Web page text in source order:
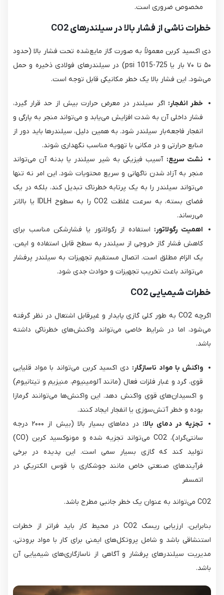
مخصوص ضروری است.
خطرات ناشی از فشار بالا در سیلندرهای CO2
دی اکسید کربن معمولاً به صورت گاز مایع‌شده تحت فشار بالا (حدود
۵۰ تا ۷۰ بار یا 725-1015 psi) در سیلندرهای فولادی ذخیره و حمل
می‌شود. این فشار بالا یک خطر مکانیکی قابل توجه است.
خطر انفجار: اگر سیلندر در معرض حرارت بیش از حد قرار گیرد،
فشار داخلی آن به شدت افزایش می‌یابد و می‌تواند منجر به پارگی و
انفجار فاجعه‌بار سیلندر شود. به همین دلیل، سیلندرها باید دور از
منابع حرارتی و در مکانی با تهویه مناسب نگهداری شوند.
نشت سریع: آسیب فیزیکی به شیر سیلندر یا بدنه آن می‌تواند
منجر به آزاد شدن ناگهانی و سریع محتویات شود. این امر نه تنها
می‌تواند سیلندر را به یک پرتابه خطرناک تبدیل کند، بلکه در یک
فضای بسته، به سرعت غلظت CO2​ را به سطوح IDLH یا بالاتر
می‌رساند.
اهمیت رگولاتور: استفاده از رگولاتور یا فشارشکن مناسب برای
کاهش فشار گاز خروجی از سیلندر به سطح قابل استفاده و ایمن،
یک الزام مطلق است. اتصال مستقیم تجهیزات به سیلندر پرفشار
می‌تواند باعث تخریب تجهیزات و حوادث جدی شود.
خطرات شیمیایی CO2
اگرچه CO2​ به طور کلی گازی پایدار و غیرقابل اشتعال در نظر گرفته
می‌شود، اما در شرایط خاصی می‌تواند واکنش‌های خطرناکی داشته
باشد.
واکنش با مواد ناسازگار: دی اکسید کربن می‌تواند با مواد قلیایی
قوی، گرد و غبار فلزات فعال (مانند آلومینیوم، منیزیم و تیتانیوم)
و اکسیدان‌های قوی واکنش دهد. این واکنش‌ها می‌توانند گرمازا
بوده و خطر آتش‌سوزی یا انفجار ایجاد کنند.
تجزیه در دمای بالا:
در دماهای بسیار بالا (بیش از ۲۰۰۰ درجه
سانتی‌گراد)، CO2​ می‌تواند تجزیه شده و مونوکسید کربن (CO)
تولید کند که گازی بسیار سمی است. این پدیده در برخی
فرآیندهای صنعتی خاص مانند جوشکاری با قوس الکتریکی در
اتمسفر
CO2​ می‌تواند به عنوان یک خطر جانبی مطرح باشد.
بنابراین، ارزیابی ریسک CO2​ در محیط کار باید فراتر از خطرات
استنشاقی باشد و شامل پروتکل‌های ایمنی برای کار با مواد برودتی،
مدیریت سیلندرهای پرفشار و آگاهی از ناسازگاری‌های شیمیایی آن
باشد.